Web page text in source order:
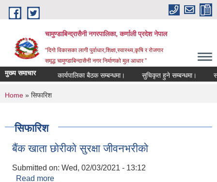
Skip to main content
चामुण्डाबिन्द्रासैनी नगरपालिका, कर्णाली प्रदेश नेपाल
“दिगो विकासका लागी पुर्वाधार,शिक्षा,स्वास्थ्य,कृषि र रोजगार
समृद्ध चामुण्डाबिन्दासैनी नगर निर्माणको मुल आधार ”
मुख्य समाचार कार्यपालिका बैठक सम्बन्धमा। सुचिकृत हुने सम्बन्धमा।
You are here
Home » सिफारिश
सिफारिश
बैंक खाता छाेरीकाे सुरक्षा जीवनभरीकाे
Submitted on: Wed, 02/03/2021 - 13:12
Read more